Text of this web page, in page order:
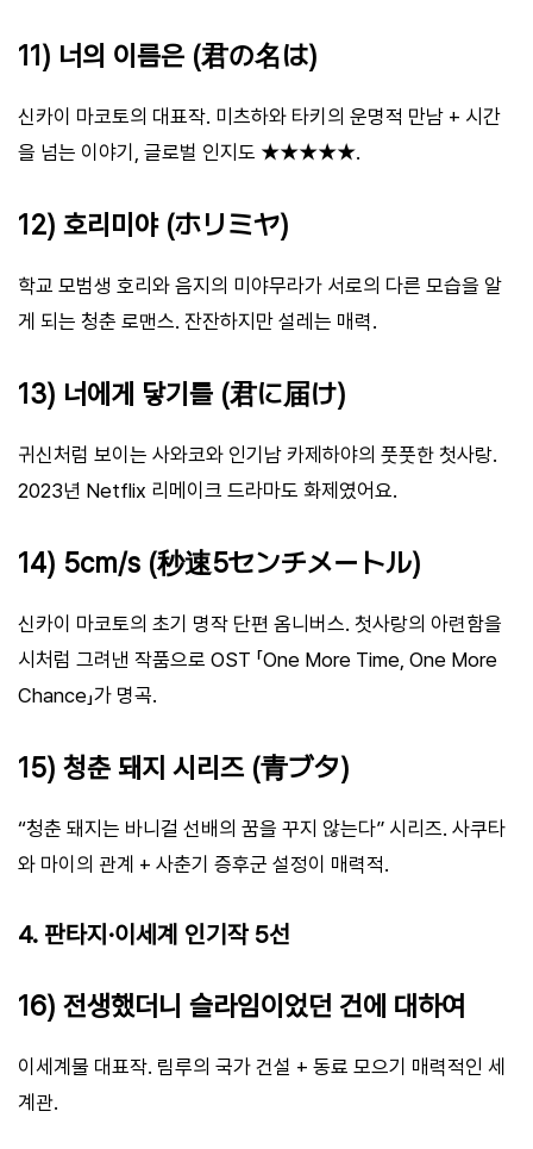
11) 너의 이름은 (君の名は)
신카이 마코토의 대표작. 미츠하와 타키의 운명적 만남 + 시간
을 넘는 이야기, 글로벌 인지도 ★★★★★.
12) 호리미야 (ホリミヤ)
학교 모범생 호리와 음지의 미야무라가 서로의 다른 모습을 알
게 되는 청춘 로맨스. 잔잔하지만 설레는 매력.
13) 너에게 닿기를 (君に届け)
귀신처럼 보이는 사와코와 인기남 카제하야의 풋풋한 첫사랑.
2023년 Netflix 리메이크 드라마도 화제였어요.
14) 5cm/s (秒速5センチメートル)
신카이 마코토의 초기 명작 단편 옴니버스. 첫사랑의 아련함을
시처럼 그려낸 작품으로 OST 「One More Time, One More
Chance」가 명곡.
15) 청춘 돼지 시리즈 (青ブタ)
“청춘 돼지는 바니걸 선배의 꿈을 꾸지 않는다” 시리즈. 사쿠타
와 마이의 관계 + 사춘기 증후군 설정이 매력적.
4. 판타지·이세계 인기작 5선
16) 전생했더니 슬라임이었던 건에 대하여
이세계물 대표작. 림루의 국가 건설 + 동료 모으기 매력적인 세
계관.